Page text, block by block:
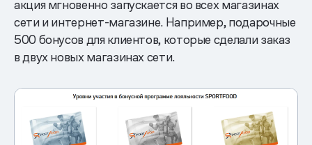
акция мгновенно запускается во всех магазинах
сети и интернет-магазине. Например, подарочные
500 бонусов для клиентов, которые сделали заказ
в двух новых магазинах сети.